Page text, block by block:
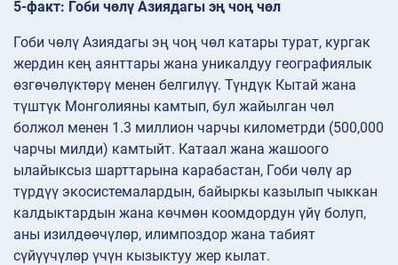
5-факт: Гоби чөлү Азиядагы эң чоң чөл
Гоби чөлү Азиядагы эң чоң чөл катары турат, кургак
жердин кең аянттары жана уникалдуу географиялык
өзгөчөлүктөрү менен белгилүү. Түндүк Кытай жана
түштүк Монголияны камтып, бул жайылган чөл
болжол менен 1.3 миллион чарчы километрди (500,000
чарчы милди) камтыйт. Катаал жана жашоого
ылайыксыз шарттарына карабастан, Гоби чөлү ар
түрдүү экосистемалардын, байыркы казылып чыккан
калдыктардын жана көчмөн коомдордун үйү болуп,
аны изилдөөчүлөр, илимпоздор жана табият
сүйүүчүлөр үчүн кызыктуу жер кылат.